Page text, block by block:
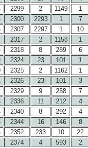
2299 2 1149
1
2300 2293 1
7
2307 2297 1
10
2317 2 1158
1
2318 8 289
6
2324 23 101
1
2325 2 1162
1
2326 23 101
3
2329 9 258
7
2336 11 212
4
2340 8 292
4
2344 16 146
8
2352 233 10
22
2374 4 593
2